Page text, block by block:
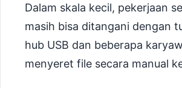
Dalam skala kecil, pekerjaan
masih bisa ditangani dengan
hub USB dan beberapa
menyeret file secara manual